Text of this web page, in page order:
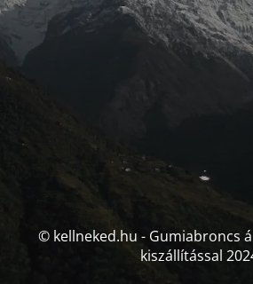
© kellneked.hu - Gumiabroncs
kiszállítással